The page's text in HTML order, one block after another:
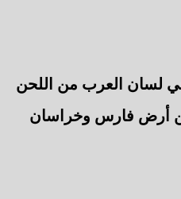
لسان العرب من اللحن
أرض فارس وخراسان